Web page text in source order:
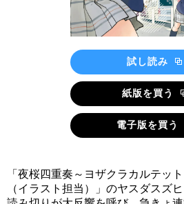
試し読み
紙版を買う
電子版を買う
「夜桜四重奏～ヨザクラカルテッ
（イラスト担当）」のヤスダスズ